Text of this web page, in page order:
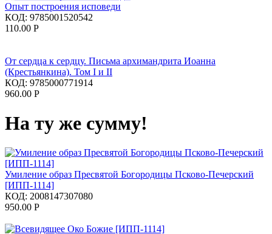
Опыт построения исповеди
КОД: 9785001520542
110.00 Р
От сердца к сердцу. Письма архимандрита Иоанна
(Крестьянкина). Том I и II
КОД: 9785000771914
960.00 Р
На ту же сумму!
Умиление образ Пресвятой Богородицы Псково-Печерский
[ИПП-1114]
КОД: 2008147307080
950.00 Р